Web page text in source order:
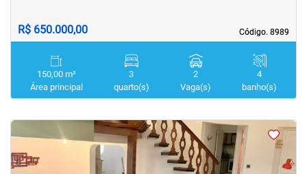
Código. 8989
Código. 8989
R$ 650.000,00
150,00 m²
Área principal
3
quarto(s)
2
Vaga(s)
4
banho(s)
<